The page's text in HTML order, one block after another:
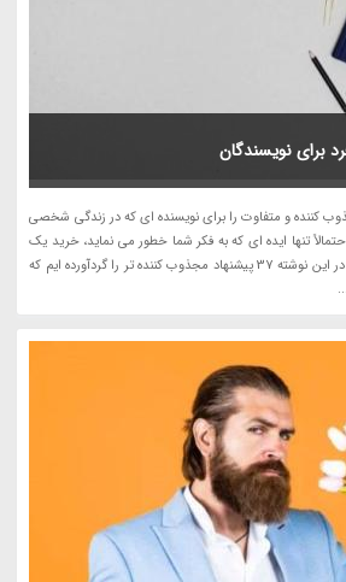
کننده و متفاوت را برای نویسنده ای که در زندگی شخصی
تنها ایده ای که به فکر شما خطور می نماید، خرید یک
دفترچه یادداشت زیبا است. اما در این نوشته 37 پیشنهاد مجذوب کننده تر را گردآورده ایم که